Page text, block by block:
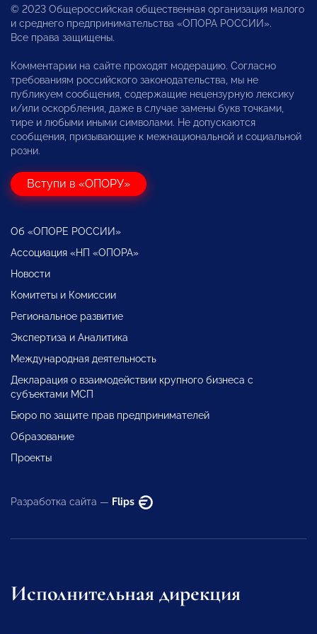
© 2023 Общероссийская общественная организация малого
и среднего предпринимательства «ОПОРА РОССИИ».
Все права защищены.
Комментарии на сайте проходят модерацию. Согласно
требованиям российского законодательства, мы не
публикуем сообщения, содержащие нецензурную лексику
и/или оскорбления, даже в случае замены букв точками,
тире и любыми иными символами. Не допускаются
сообщения, призывающие к межнациональной и социальной
розни.
Вступи в «ОПОРУ»
Об «ОПОРЕ РОССИИ»
Ассоциация «НП «ОПОРА»
Новости
Комитеты и Комиссии
Региональное развитие
Экспертиза и Аналитика
Международная деятельность
Декларация о взаимодействии крупного бизнеса с
субъектами МСП
Бюро по защите прав предпринимателей
Образование
Проекты
Разработка сайта — Flips
Исполнительная дирекция